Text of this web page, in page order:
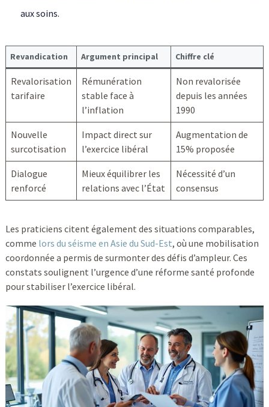
aux soins.
Revandication Argument principal Chiffre clé
Revalorisation
tarifaire
Rémunération
stable face à
l’inflation
Non revalorisée
depuis les années
1990
Nouvelle
surcotisation
Impact direct sur
l’exercice libéral
Augmentation de
15% proposée
Dialogue
renforcé
Mieux équilibrer les
relations avec l’État
Nécessité d’un
consensus
Les praticiens citent également des situations comparables,
comme lors du séisme en Asie du Sud-Est, où une mobilisation
coordonnée a permis de surmonter des défis d’ampleur. Ces
constats soulignent l’urgence d’une réforme santé profonde
pour stabiliser l’exercice libéral.